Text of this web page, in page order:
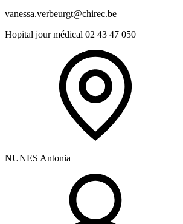
vanessa.verbeurgt@chirec.be
Hopital jour médical 02 43 47 050
NUNES Antonia